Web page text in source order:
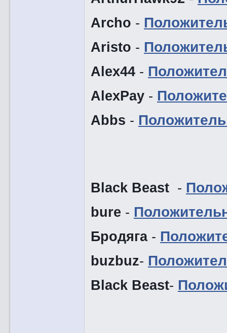
Archo -
Aristo -
Alex44-
AlexPay-
Abbs -
Black Beast -
bure -
Бродяга -
buzbuz-
Black Beast-